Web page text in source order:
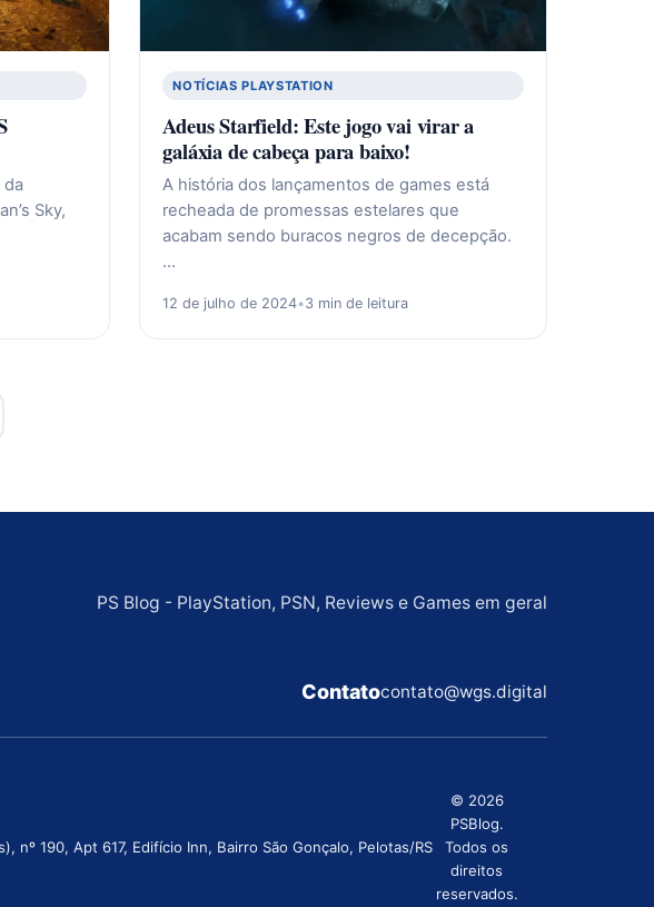
da
Sky,
NOTÍCIAS PLAYSTATION
Adeus Starfield: Este jogo vai virar a
galáxia de cabeça para baixo!
A história dos lançamentos de games está
recheada de promessas estelares que
acabam sendo buracos negros de decepção.
…
12 de julho de 2024•3 min de leitura
PS Blog - PlayStation, PSN, Reviews e Games em geral
Contatocontato@wgs.digital
190, Apt 617, Edifício Inn, Bairro São Gonçalo, Pelotas/RS
© 2026
PSBlog.
Todos os
direitos
reservados.